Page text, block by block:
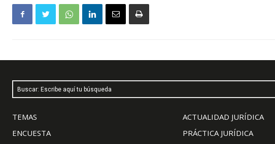
Buscar: Escribe aquí tu búsqueda
TEMAS
ENCUESTA
ACTUALIDAD JURÍDICA
PRÁCTICA JURÍDICA